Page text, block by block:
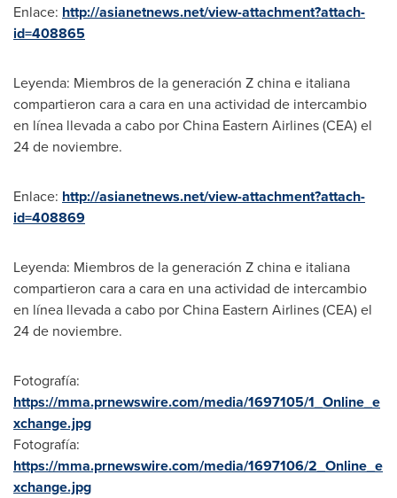
Enlace: http://asianetnews.net/view-attachment?attach-
id=408865
Leyenda: Miembros de la generación Z china e italiana
compartieron cara a cara en una actividad de intercambio
en línea llevada a cabo por China Eastern Airlines (CEA) el
24 de noviembre.
Enlace: http://asianetnews.net/view-attachment?attach-
id=408869
Leyenda: Miembros de la generación Z china e italiana
compartieron cara a cara en una actividad de intercambio
en línea llevada a cabo por China Eastern Airlines (CEA) el
24 de noviembre.
Fotografía:
https://mma.prnewswire.com/media/1697105/1_Online_e
xchange.jpg
Fotografía:
https://mma.prnewswire.com/media/1697106/2_Online_e
xchange.jpg